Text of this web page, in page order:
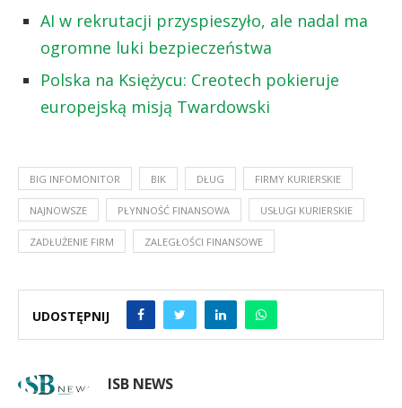
AI w rekrutacji przyspieszyło, ale nadal ma
ogromne luki bezpieczeństwa
Polska na Księżycu: Creotech pokieruje
europejską misją Twardowski
BIG INFOMONITOR BIK DŁUG FIRMY KURIERSKIE
NAJNOWSZE PŁYNNOŚĆ FINANSOWA USŁUGI KURIERSKIE
ZADŁUŻENIE FIRM ZALEGŁOŚCI FINANSOWE
UDOSTĘPNIJ
ISB NEWS